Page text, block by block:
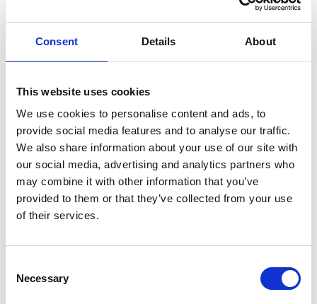
Consent Details About
This website uses cookies
We use cookies to personalise content and ads, to
provide social media features and to analyse our traffic.
We also share information about your use of our site with
our social media, advertising and analytics partners who
may combine it with other information that you’ve
provided to them or that they’ve collected from your use
of their services.
Selection
Necessary
Zoom
Leveringstid er 5-6 dag(e)
Model/varenr.: FK7683110000
3.150,40 DKK